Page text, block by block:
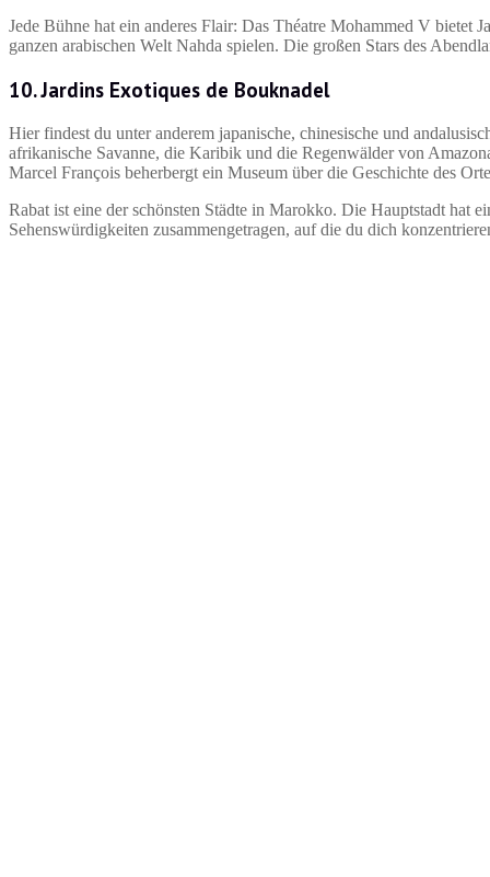
Jede Bühne hat ein anderes Flair: Das Théatre Mohammed V bietet
ganzen arabischen Welt Nahda spielen. Die großen Stars des
10. Jardins Exotiques de Bouknadel
Hier findest du unter anderem japanische, chinesische und
afrikanische Savanne, die Karibik und die Regenwälder von
Marcel François beherbergt ein Museum über die Geschichte des
Rabat ist eine der schönsten Städte in Marokko. Die Hauptstadt hat
Sehenswürdigkeiten zusammengetragen, auf die du dich